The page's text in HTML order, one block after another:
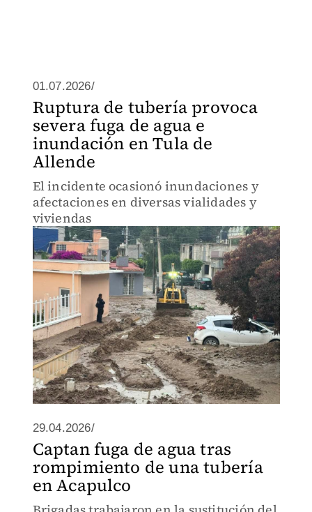
01.07.2026/
Ruptura de tubería provoca
severa fuga de agua e
inundación en Tula de
Allende
El incidente ocasionó inundaciones y
afectaciones en diversas vialidades y
viviendas
29.04.2026/
Captan fuga de agua tras
rompimiento de una tubería
en Acapulco